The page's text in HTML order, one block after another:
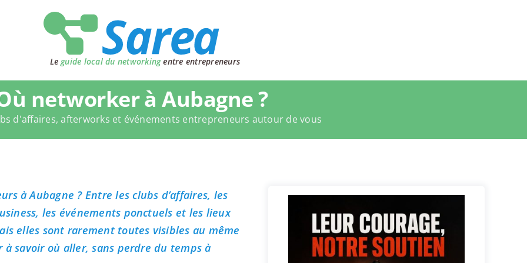
Le guide local du networkingentre entrepreneurs
networker à Aubagne ?
d'affaires, afterworks et événements entrepreneurs autour de vous
à Aubagne ? Entre les clubs d’affaires, les
les événements ponctuels et les lieux
elles sont rarement toutes visibles au même
savoir où aller, sans perdre du temps à